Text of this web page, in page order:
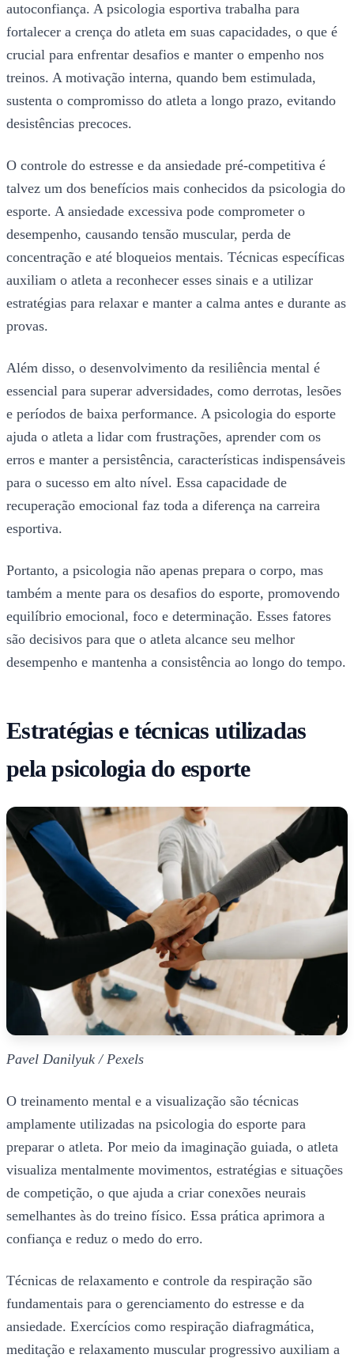
autoconfiança. A psicologia esportiva trabalha para
fortalecer a crença do atleta em suas capacidades, o que é
crucial para enfrentar desafios e manter o empenho nos
treinos. A motivação interna, quando bem estimulada,
sustenta o compromisso do atleta a longo prazo, evitando
desistências precoces.
O controle do estresse e da ansiedade pré-competitiva é
talvez um dos benefícios mais conhecidos da psicologia do
esporte. A ansiedade excessiva pode comprometer o
desempenho, causando tensão muscular, perda de
concentração e até bloqueios mentais. Técnicas específicas
auxiliam o atleta a reconhecer esses sinais e a utilizar
estratégias para relaxar e manter a calma antes e durante as
provas.
Além disso, o desenvolvimento da resiliência mental é
essencial para superar adversidades, como derrotas, lesões
e períodos de baixa performance. A psicologia do esporte
ajuda o atleta a lidar com frustrações, aprender com os
erros e manter a persistência, características indispensáveis
para o sucesso em alto nível. Essa capacidade de
recuperação emocional faz toda a diferença na carreira
esportiva.
Portanto, a psicologia não apenas prepara o corpo, mas
também a mente para os desafios do esporte, promovendo
equilíbrio emocional, foco e determinação. Esses fatores
são decisivos para que o atleta alcance seu melhor
desempenho e mantenha a consistência ao longo do tempo.
Estratégias e técnicas utilizadas
pela psicologia do esporte
Pavel Danilyuk / Pexels
O treinamento mental e a visualização são técnicas
amplamente utilizadas na psicologia do esporte para
preparar o atleta. Por meio da imaginação guiada, o atleta
visualiza mentalmente movimentos, estratégias e situações
de competição, o que ajuda a criar conexões neurais
semelhantes às do treino físico. Essa prática aprimora a
confiança e reduz o medo do erro.
Técnicas de relaxamento e controle da respiração são
fundamentais para o gerenciamento do estresse e da
ansiedade. Exercícios como respiração diafragmática,
meditação e relaxamento muscular progressivo auxiliam a